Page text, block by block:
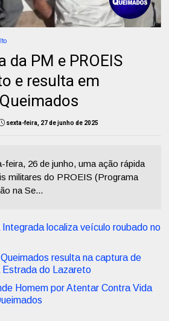
da PM e PROEIS
e resulta em
sexta-feira, 27 de junho de 2025
feira, 26 de junho, uma ação rápida
militares do PROEIS (Programa
na Se...
localiza veículo roubado no
resulta na captura de
Estrada do Lazareto
Homem por Atentar Contra Vida